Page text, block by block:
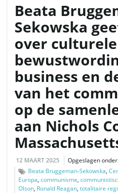
Beata
Sekowska
over culturele
business en
van het
op de
aan Nichols
12 MAART 2025 Opgeslagen onder
Beata Bruggeman-Sekowska,
Europa, communisme,
Olson, Ronald Reagan, totalitaire